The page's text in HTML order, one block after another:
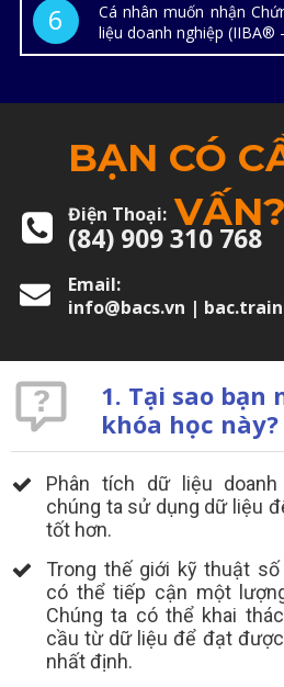
6
Cá nhân muốn nhận
liệu doanh nghiệp (IIBA®
(84) 909 310 768
Điện Thoại:
info@bacs.vn |
Email:
BẠN CÓ
VẤN?
1. Tại sao bạn
khóa học này?
Phân tích dữ liệu
chúng ta sử dụng dữ liệu
tốt hơn.
Trong thế giới kỹ thuật số
có thể tiếp cận một
Chúng ta có thể khai
cầu từ dữ liệu để đạt
nhất định.